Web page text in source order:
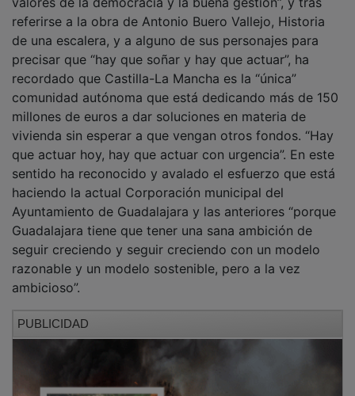
referirse a la obra de Antonio Buero Vallejo, Historia
de una escalera, y a alguno de sus personajes para
precisar que “hay que soñar y hay que actuar”, ha
recordado que Castilla-La Mancha es la “única”
comunidad autónoma que está dedicando más de 150
millones de euros a dar soluciones en materia de
vivienda sin esperar a que vengan otros fondos. “Hay
que actuar hoy, hay que actuar con urgencia”. En este
sentido ha reconocido y avalado el esfuerzo que está
haciendo la actual Corporación municipal del
Ayuntamiento de Guadalajara y las anteriores “porque
Guadalajara tiene que tener una sana ambición de
seguir creciendo y seguir creciendo con un modelo
razonable y un modelo sostenible, pero a la vez
ambicioso”.